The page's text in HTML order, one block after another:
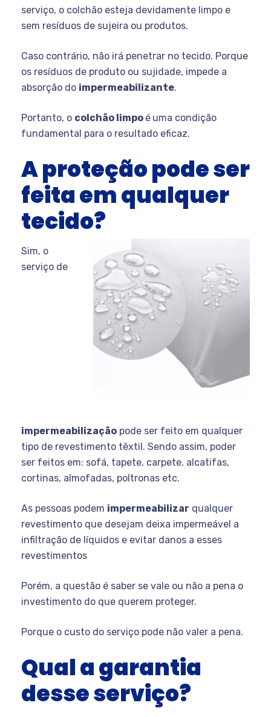
serviço, o colchão esteja devidamente limpo e
sem resíduos de sujeira ou produtos.
Caso contrário, não irá penetrar no tecido. Porque
os resíduos de produto ou sujidade, impede a
absorção do impermeabilizante.
Portanto, o colchão limpo é uma condição
fundamental para o resultado eficaz.
A proteção pode ser
feita em qualquer
tecido?
Sim, o
serviço de
impermeabilização pode ser feito em qualquer
tipo de revestimento têxtil. Sendo assim, poder
ser feitos em: sofá, tapete, carpete, alcatifas,
cortinas, almofadas, poltronas etc.
As pessoas podem impermeabilizar qualquer
revestimento que desejam deixa impermeável a
infiltração de líquidos e evitar danos a esses
revestimentos
Porém, a questão é saber se vale ou não a pena o
investimento do que querem proteger.
Porque o custo do serviço pode não valer a pena.
Qual a garantia
desse serviço?